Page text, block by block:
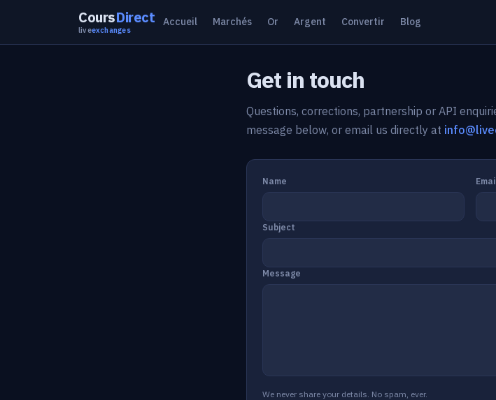
CoursDirect
liveexchanges
Accueil Marchés Or Argent Convertir Blog
Get in touch
Questions, corrections, partnership or API
message below, or email us directly at
Name
Subject
Message
We never share your details. No spam, ever.